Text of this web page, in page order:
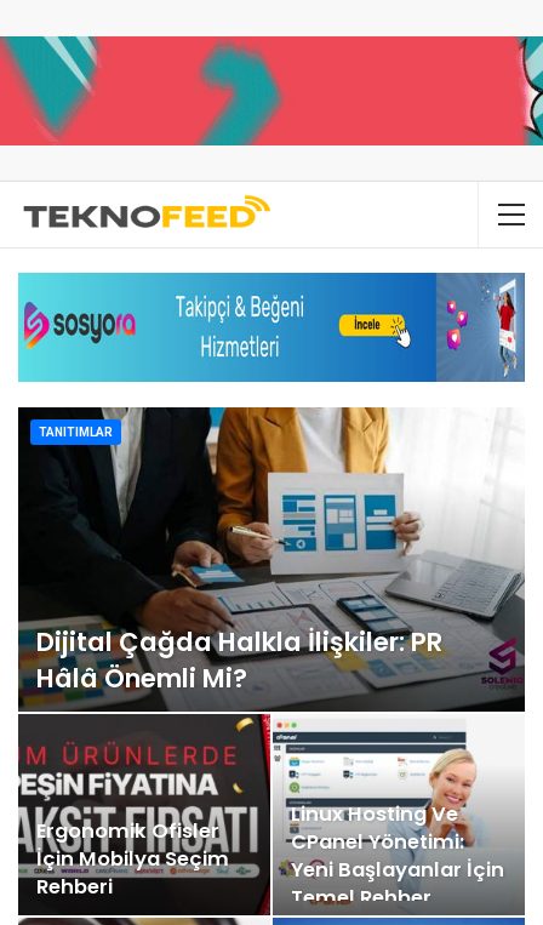
TANITIMLAR
Dijital Çağda Halkla İlişkiler: PR
Hâlâ Önemli Mi?
Ergonomik Ofisler
İçin Mobilya Seçim
Rehberi
Linux Hosting Ve
CPanel Yönetimi:
Yeni Başlayanlar İçin
Temel Rehber